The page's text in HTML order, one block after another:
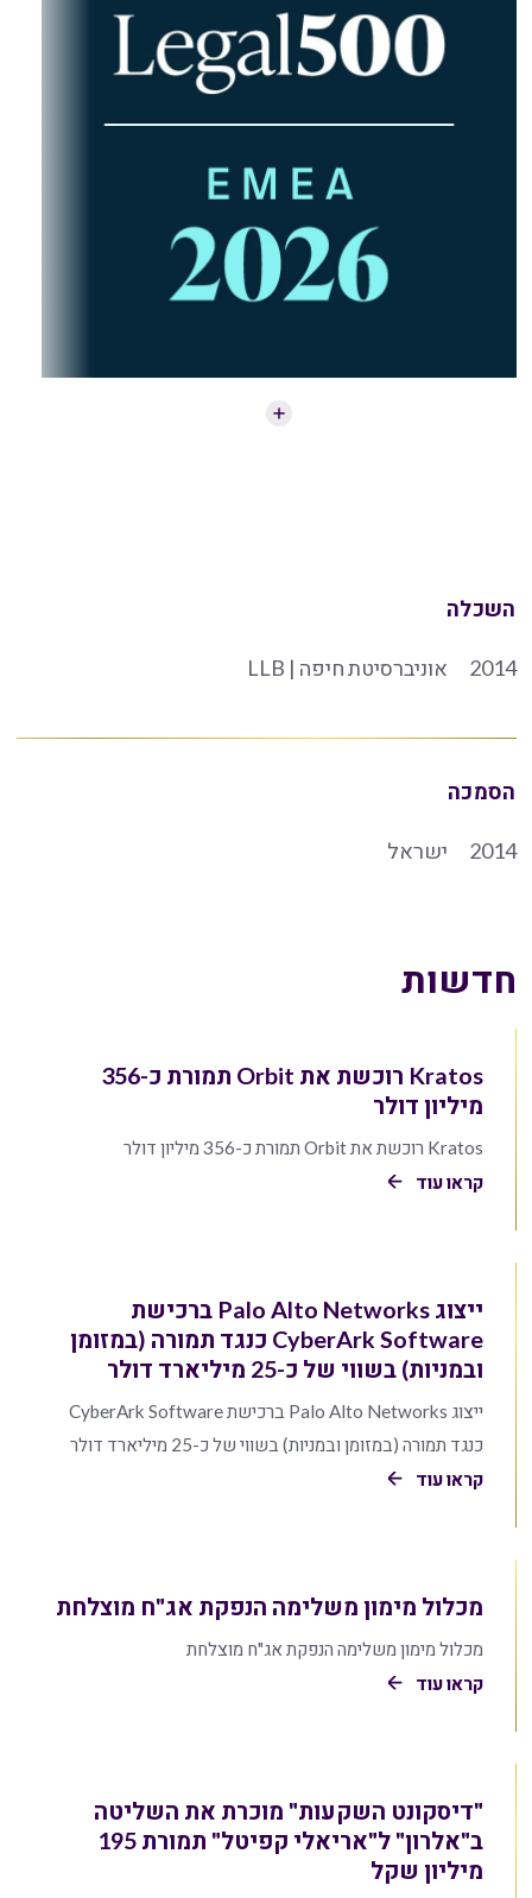
השכלה
2014 אוניברסיטת חיפה | LLB
הסמכה
2014 ישראל
חדשות
Kratos רוכשת את Orbit תמורת כ-356
מיליון דולר
Kratos רוכשת את Orbit תמורת כ-356 מיליון דולר
קראו עוד
ייצוג Palo Alto Networks ברכישת
CyberArk Software כנגד תמורה (במזומן
ובמניות) בשווי של כ-25 מיליארד דולר
ייצוג Palo Alto Networks ברכישת CyberArk Software
כנגד תמורה (במזומן ובמניות) בשווי של כ-25 מיליארד דולר
קראו עוד
מכלול מימון משלימה הנפקת אג"ח מוצלחת
מכלול מימון משלימה הנפקת אג"ח מוצלחת
קראו עוד
"דיסקונט השקעות" מוכרת את השליטה
ב"אלרון" ל"אריאלי קפיטל" תמורת 195
מיליון שקל